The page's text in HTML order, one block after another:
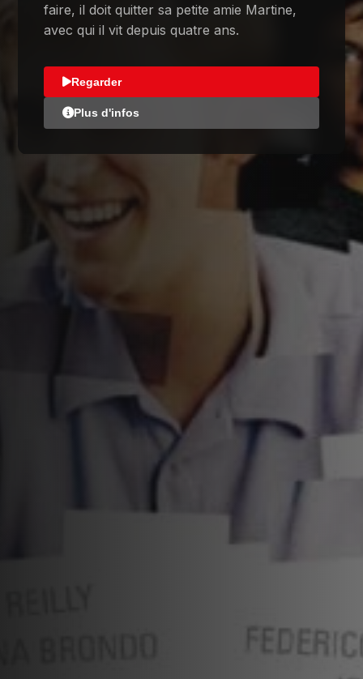
faire, il doit quitter sa petite amie Martine,
avec qui il vit depuis quatre ans.
Regarder
Plus d'infos